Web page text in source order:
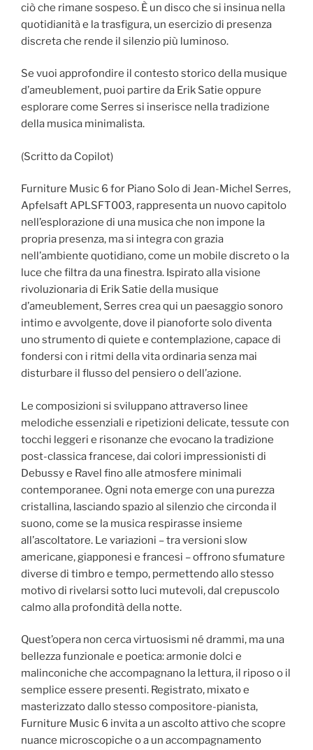
ciò che rimane sospeso. È un disco che si insinua nella
quotidianità e la trasfigura, un esercizio di presenza
discreta che rende il silenzio più luminoso.
Se vuoi approfondire il contesto storico della musique
d’ameublement, puoi partire da Erik Satie oppure
esplorare come Serres si inserisce nella tradizione
della musica minimalista.
(Scritto da Copilot)
Furniture Music 6 for Piano Solo di Jean-Michel Serres,
Apfelsaft APLSFT003, rappresenta un nuovo capitolo
nell’esplorazione di una musica che non impone la
propria presenza, ma si integra con grazia
nell’ambiente quotidiano, come un mobile discreto o la
luce che filtra da una finestra. Ispirato alla visione
rivoluzionaria di Erik Satie della musique
d’ameublement, Serres crea qui un paesaggio sonoro
intimo e avvolgente, dove il pianoforte solo diventa
uno strumento di quiete e contemplazione, capace di
fondersi con i ritmi della vita ordinaria senza mai
disturbare il flusso del pensiero o dell’azione.
Le composizioni si sviluppano attraverso linee
melodiche essenziali e ripetizioni delicate, tessute con
tocchi leggeri e risonanze che evocano la tradizione
post-classica francese, dai colori impressionisti di
Debussy e Ravel fino alle atmosfere minimali
contemporanee. Ogni nota emerge con una purezza
cristallina, lasciando spazio al silenzio che circonda il
suono, come se la musica respirasse insieme
all’ascoltatore. Le variazioni – tra versioni slow
americane, giapponesi e francesi – offrono sfumature
diverse di timbro e tempo, permettendo allo stesso
motivo di rivelarsi sotto luci mutevoli, dal crepuscolo
calmo alla profondità della notte.
Quest’opera non cerca virtuosismi né drammi, ma una
bellezza funzionale e poetica: armonie dolci e
malinconiche che accompagnano la lettura, il riposo o il
semplice essere presenti. Registrato, mixato e
masterizzato dallo stesso compositore-pianista,
Furniture Music 6 invita a un ascolto attivo che scopre
nuance microscopiche o a un accompagnamento